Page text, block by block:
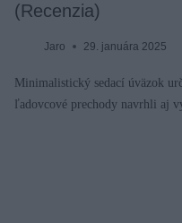
(Recenzia)
Jaro 29. januára 2025
Minimalistický sedací úväzok
ľadovcové prechody navrhli aj